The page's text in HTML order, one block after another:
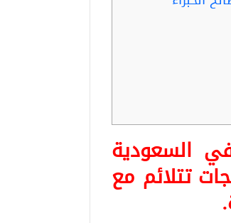
السعودية
تتلائم مع